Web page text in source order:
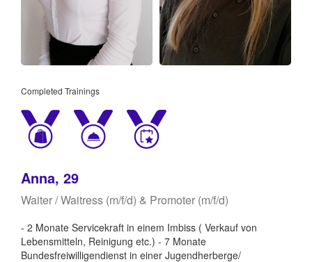
Completed Trainings
Anna, 29
Waiter / Waitress (m/f/d) & Promoter (m/f/d)
- 2 Monate Servicekraft in einem Imbiss ( Verkauf von
Lebensmitteln, Reinigung etc.) - 7 Monate
Bundesfreiwilligendienst in einer Jugendherberge/